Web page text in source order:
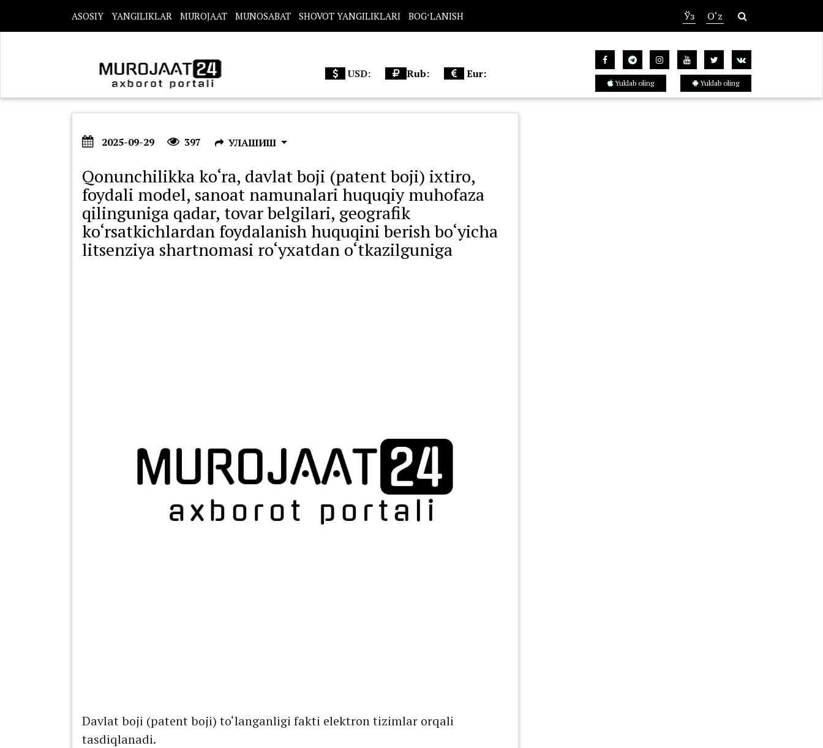
ASOSIY YANGILIKLAR MUROJAAT MUNOSABAT SHOVOT YANGILIKLARI BOGʻLANISH Ўз O‘z
USD: Rub: Eur:
Yuklab oling Yuklab oling
2025-09-29 397 УЛАШИШ
Qonunchilikka ko‘ra, davlat boji (patent boji) ixtiro,
foydali model, sanoat namunalari huquqiy muhofaza
qilinguniga qadar, tovar belgilari, geografik
ko‘rsatkichlardan foydalanish huquqini berish bo‘yicha
litsenziya shartnomasi ro‘yxatdan o‘tkazilguniga
Davlat boji (patent boji) to‘langanligi fakti elektron tizimlar orqali
tasdiqlanadi.